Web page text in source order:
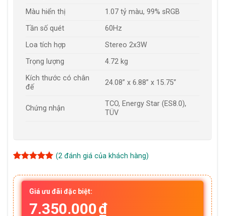
Màu hiển thị
1.07 tỷ màu, 99% sRGB
Tần số quét
60Hz
Loa tích hợp
Stereo 2x3W
Trọng lượng
4.72 kg
Kích thước có chân
đế
24.08” x 6.88” x 15.75”
Chứng nhận
TCO, Energy Star (ES8.0),
TÜV
dựa trên
đánh giá
(2 đánh giá của khách hàng)
Giá ưu đãi đặc biệt:
7.350.000₫